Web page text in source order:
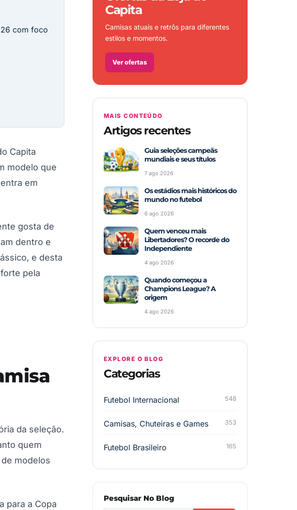
com foco
Capita
modelo que
em
gosta de
dentro e
e desta
pela
da seleção.
quem
modelos
para a Copa
Capita
Camisas atuais e retrôs para diferentes
estilos e momentos.
Ver ofertas
MAIS CONTEÚDO
Artigos recentes
Guia seleções campeãs
mundiais e seus títulos
7 ago 2026
Os estádios mais históricos do
mundo no futebol
6 ago 2026
Quem venceu mais
Libertadores? O recorde do
Independiente
4 ago 2026
Quando começou a
Champions League? A
origem
4 ago 2026
EXPLORE O BLOG
Categorias
Futebol Internacional 548
Camisas, Chuteiras e Games 353
Futebol Brasileiro 165
Pesquisar No Blog